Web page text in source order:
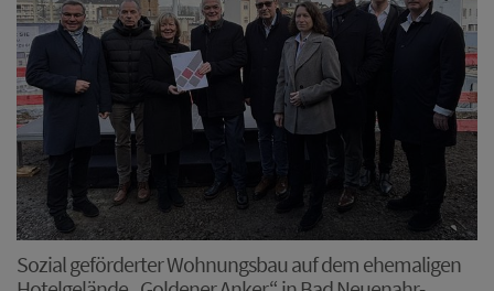
Sozial geförderter Wohnungsbau auf dem ehemaligen